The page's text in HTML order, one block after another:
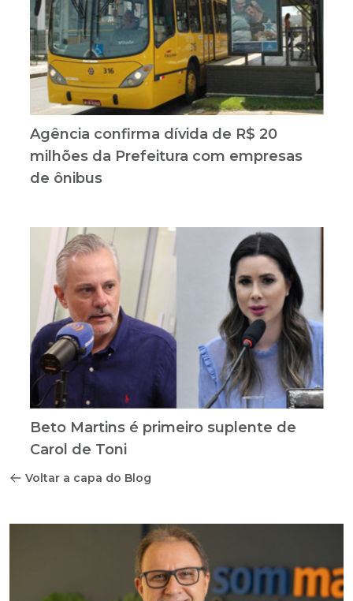
Agência confirma dívida de R$ 20
milhões da Prefeitura com empresas
de ônibus
Beto Martins é primeiro suplente de
Carol de Toni
Voltar a capa do Blog